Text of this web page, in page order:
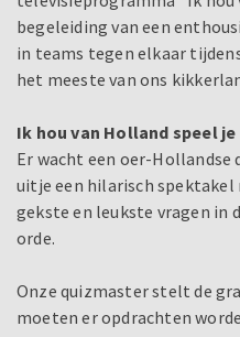
begeleiding van een
in teams tegen elkaar
het meeste van ons
Ik hou van Holland speel
Er wacht een oer-
uitje een hilarisch
gekste en leukste vragen in
orde.
Onze quizmaster stelt de
moeten er opdrachten